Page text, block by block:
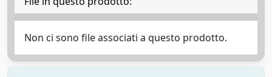
Non ci sono file associati a questo prodotto.